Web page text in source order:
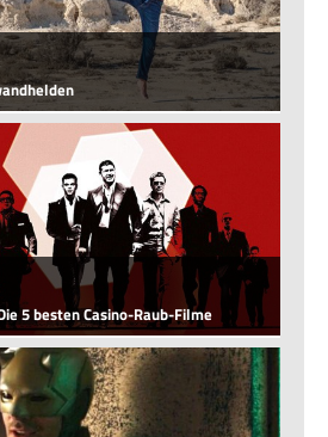
5 besten Casino-Raub-Filme